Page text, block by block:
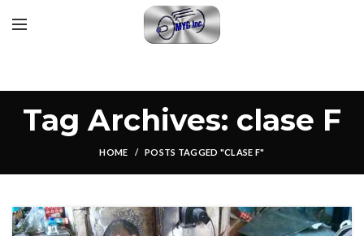
Tag Archives: clase F
HOME POSTS TAGGED "CLASE F"